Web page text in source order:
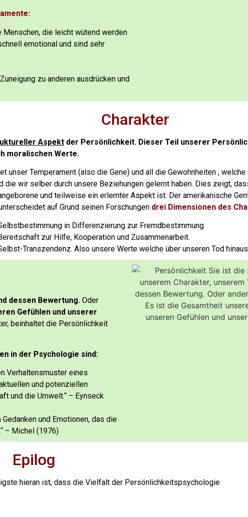
die leicht wütend werden
emotional und sind sehr
zu anderen ausdrücken und
Charakter
Aspektder Persönlichkeit. Dieser Teil unserer
moralischen Werte.
unser Temperament (also die Gene) und all die Gewohnheiten ,
die wir selber durch unsere Beziehungen gelernt haben. Dies zeigt,
und teilweise ein erlernter Aspekt ist. Der amerikanische
auf Grund seinen Forschungen drei Dimensionen des
in Differenzierung zur Fremdbestimmung
zur Hilfe, Kooperation und Zusammenarbeit.
Transzendenz. Also unsere Werte welche über unseren Tod
dessen Bewertung. Oder
Gefühlen und unserer
beinhaltet die Persönlichkeit
in der Psychologie sind:
Verhaltensmuster eines
und potenziellen
und die Umwelt.“ – Eynseck
und Emotionen, das die
– Michel (1976)
Epilog
hieran ist, dass die Vielfalt der Persönlichkeitspsychologie